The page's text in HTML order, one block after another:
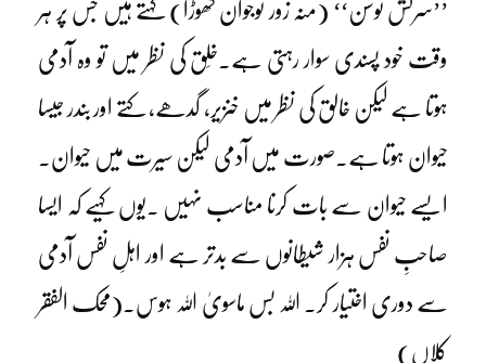
’’سرکش توسن‘‘ (منہ زور نوجوان گھوڑا) کہتے ہیں جس پر ہر
وقت خود پسندی سوار رہتی ہے۔خَلق کی نظر میں تو وہ آدمی
ہوتا ہے لیکن خالق کی نظر میں خنزیر، گدھے، کتے اور بندر جیسا
حیوان ہوتا ہے۔صورت میں آدمی لیکن سیرت میں حیوان۔
ایسے حیوان سے بات کرنا مناسب نہیں ۔یوں کہیے کہ ایسا
صاحبِ نفس ہزار شیطانوں سے بدتر ہے اور اہلِ نفس آدمی
سے دوری اختیار کر۔ اللہ بس ماسویٰ اللہ ہوس۔(محک الفقر
کلاں)